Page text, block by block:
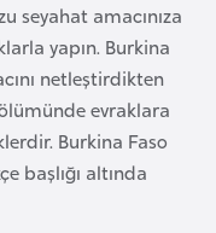
seyahat amacınıza
yapın. Burkina
netleştirdikten
evraklara
Burkina Faso
başlığı altında